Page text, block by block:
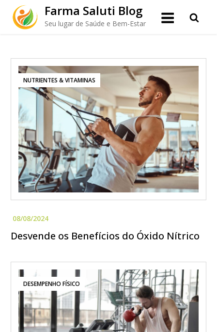
content
Farma Saluti Blog
Seu lugar de Saúde e Bem-Estar
NUTRIENTES & VITAMINAS
Desvende os Benefícios do Óxido Nítrico
DESEMPENHO FÍSICO